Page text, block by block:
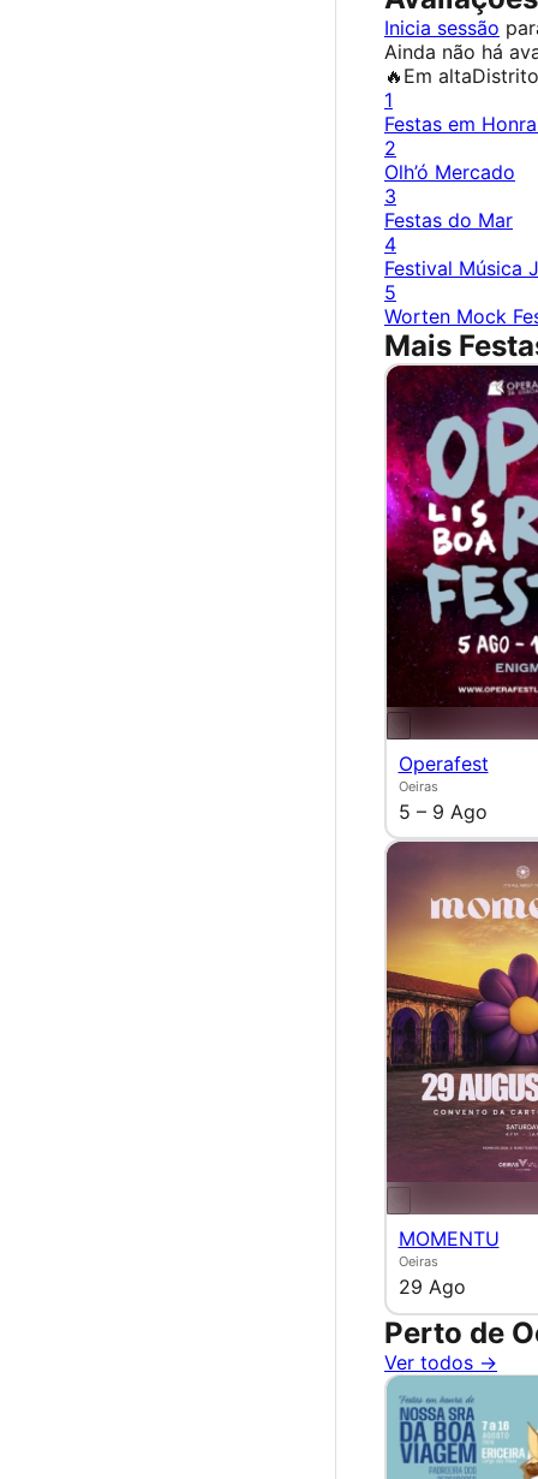
Inicia sessão
Ainda não há
🔥 Em alta
1
Festas em
2
Olh’ó Mercado
3
Festas do Mar
4
Festival Música
5
Worten Mock
Mais
Operafest
Oeiras
5 – 9 Ago
MOMENTU
Oeiras
29 Ago
Perto de
Ver todos →